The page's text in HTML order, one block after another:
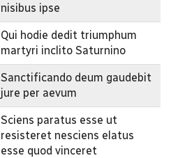
nisibus ipse
Qui hodie dedit triumphum
martyri inclito Saturnino
Sanctificando deum gaudebit
jure per aevum
Sciens paratus esse ut
resisteret nesciens elatus
esse quod vinceret